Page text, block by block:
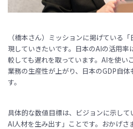
（橋本さん）ミッションに掲げている
現していきたいです。日本のAIの活用率
較しても遅れを取っています。AIを使い
業務の生産性が上がり、日本のGDP自体
す。
具体的な数値目標は、ビジョンに示し
AI人材を生み出す」ことです。おかげさ